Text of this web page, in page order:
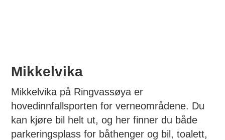
Mikkelvika
Mikkelvika på Ringvassøya er
hovedinnfallsporten for verneområdene. Du
kan kjøre bil helt ut, og her finner du både
parkeringsplass for båthenger og bil, toalett,